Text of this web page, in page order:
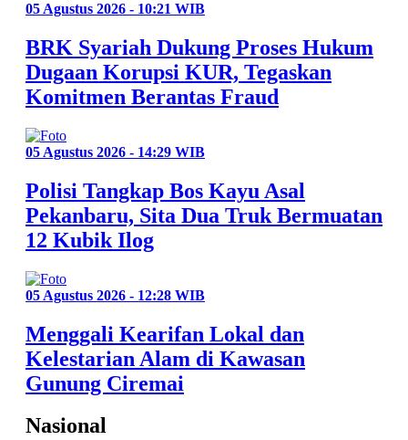
05 Agustus 2026 - 10:21 WIB
BRK Syariah Dukung Proses Hukum
Dugaan Korupsi KUR, Tegaskan
Komitmen Berantas Fraud
05 Agustus 2026 - 14:29 WIB
Polisi Tangkap Bos Kayu Asal
Pekanbaru, Sita Dua Truk Bermuatan
12 Kubik Ilog
05 Agustus 2026 - 12:28 WIB
Menggali Kearifan Lokal dan
Kelestarian Alam di Kawasan
Gunung Ciremai
Nasional